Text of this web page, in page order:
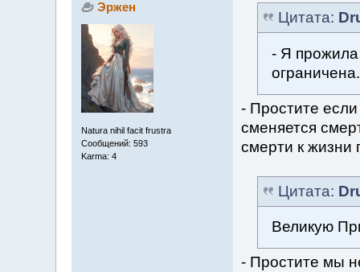
Эржен
Natura nihil facit frustra
Сообщений: 593
Karma: 4
Цитата:
- Я прожила
- Простите
сменяется
смерти к жизни
Цитата:
Великую
- Простите мы